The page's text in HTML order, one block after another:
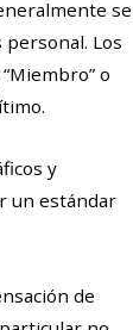
se
Los
o
y
un estándar
de